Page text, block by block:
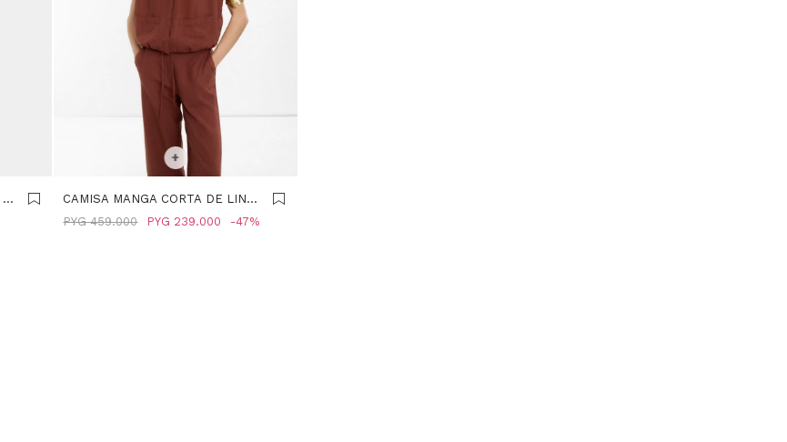
-
SELECCIONAR TALLE
+
CAMISA MANGA CORTA DE LINO
- TEJA
PYG 239.000
PYG 459.000 47